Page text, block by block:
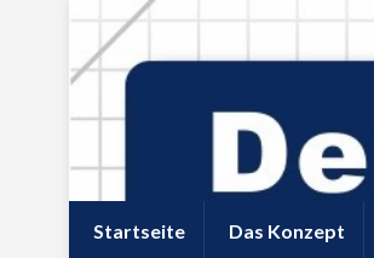
Startseite Das Konzept